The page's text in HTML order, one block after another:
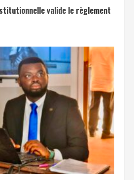
valide le règlement